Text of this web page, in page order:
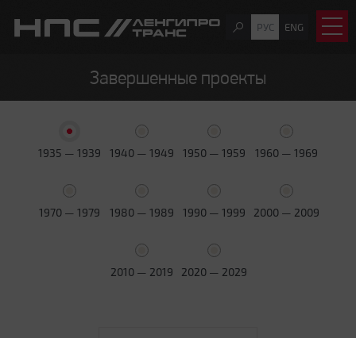
РУС ENG
Завершенные проекты
1935 — 1939 1940 — 1949 1950 — 1959 1960 — 1969
1970 — 1979 1980 — 1989 1990 — 1999 2000 — 2009
2010 — 2019 2020 — 2029